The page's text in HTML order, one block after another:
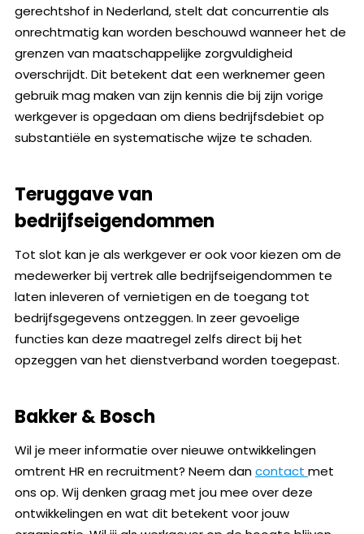
gerechtshof in Nederland, stelt dat concurrentie als
onrechtmatig kan worden beschouwd wanneer het de
grenzen van maatschappelijke zorgvuldigheid
overschrijdt. Dit betekent dat een werknemer geen
gebruik mag maken van zijn kennis die bij zijn vorige
werkgever is opgedaan om diens bedrijfsdebiet op
substantiële en systematische wijze te schaden.
Teruggave van
bedrijfseigendommen
Tot slot kan je als werkgever er ook voor kiezen om de
medewerker bij vertrek alle bedrijfseigendommen te
laten inleveren of vernietigen en de toegang tot
bedrijfsgegevens ontzeggen. In zeer gevoelige
functies kan deze maatregel zelfs direct bij het
opzeggen van het dienstverband worden toegepast.
Bakker & Bosch
Wil je meer informatie over nieuwe ontwikkelingen
omtrent HR en recruitment? Neem dancontact met
ons op. Wij denken graag met jou mee over deze
ontwikkelingen en wat dit betekent voor jouw